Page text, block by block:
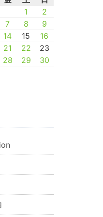
1
2
7 8
9
14 15
16
21 22
23
28 29
30